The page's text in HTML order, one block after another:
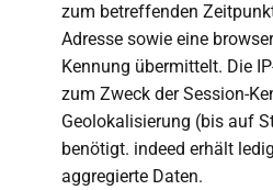
zum betreffenden
Adresse sowie eine
Kennung übermittelt. Die
zum Zweck der Session-
Geolokalisierung (bis auf
benötigt. indeed erhält
aggregierte Daten.